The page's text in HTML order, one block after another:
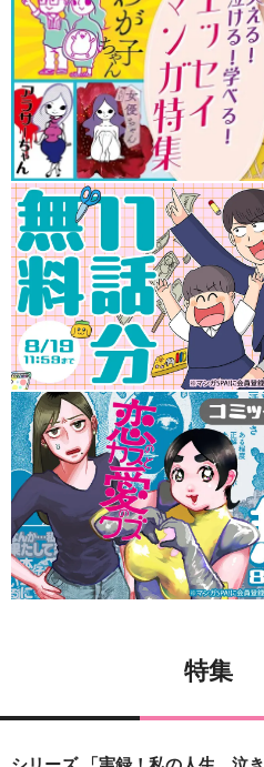
特集